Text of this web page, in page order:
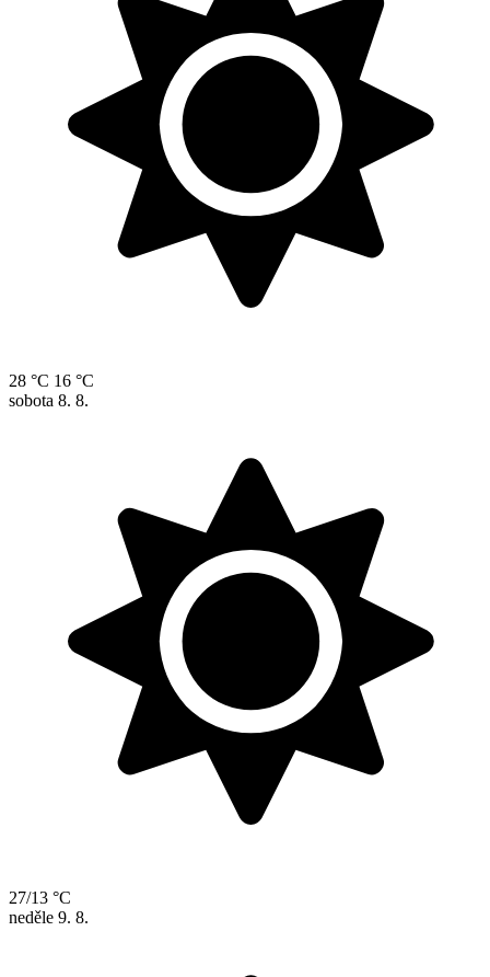
28 °C 16 °C
sobota 8. 8.
27/13 °C
neděle 9. 8.